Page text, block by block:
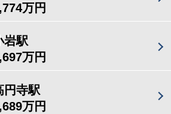
万円
岩駅
万円
円寺駅
万円